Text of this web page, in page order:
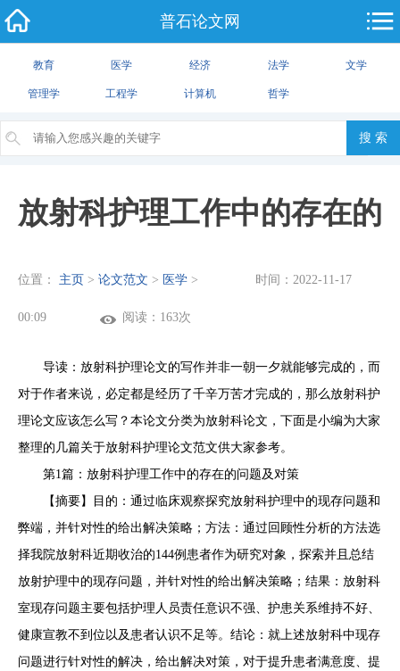
普石论文网
教育 医学 经济 法学 文学
管理学 工程学 计算机 哲学
放射科护理工作中的存在的
问题及对策论文（共2篇）
位置： 主页 > 论文范文 > 医学 > 时间：2022-11-17
00:09 阅读：163次
导读：放射科护理论文的写作并非一朝一夕就能够完成的，而
对于作者来说，必定都是经历了千辛万苦才完成的，那么放射科护
理论文应该怎么写？本论文分类为放射科论文，下面是小编为大家
整理的几篇关于放射科护理论文范文供大家参考。
第1篇：放射科护理工作中的存在的问题及对策
【摘要】目的：通过临床观察探究放射科护理中的现存问题和
弊端，并针对性的给出解决策略；方法：通过回顾性分析的方法选
择我院放射科近期收治的144例患者作为研究对象，探索并且总结
放射护理中的现存问题，并针对性的给出解决策略；结果：放射科
室现存问题主要包括护理人员责任意识不强、护患关系维持不好、
健康宣教不到位以及患者认识不足等。结论：就上述放射科中现存
问题进行针对性的解决，给出解决对策，对于提升患者满意度、提